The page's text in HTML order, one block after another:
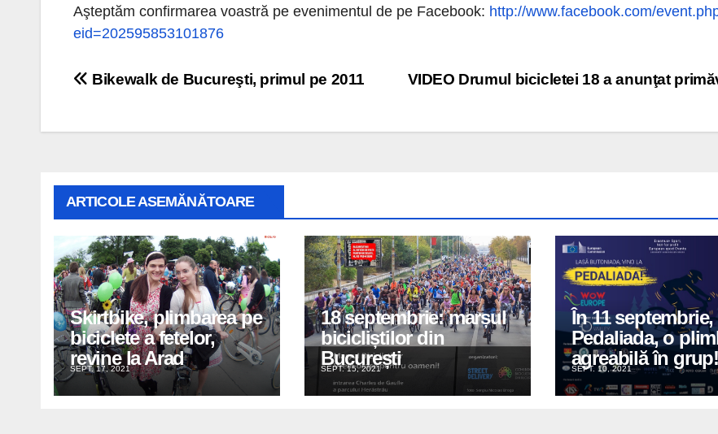
Aşteptăm confirmarea voastră pe evenimentul de pe Facebook: http://www.facebook.com/
eid=202595853101876
Navigare
VIDEO Drumul bicicletei 18 a anunţat
Bikewalk de Bucureşti, primul pe 2011
ARTICOLE ASEMĂNĂTOARE
Skirtbike, plimbarea pe
biciclete a fetelor,
revine la Arad
SEPT. 17, 2021
18 septembrie: marșul
bicicliștilor din
București
SEPT. 15, 2021
În 11
Pedaliada, o
agreabilă în grup!
SEPT. 10, 2021